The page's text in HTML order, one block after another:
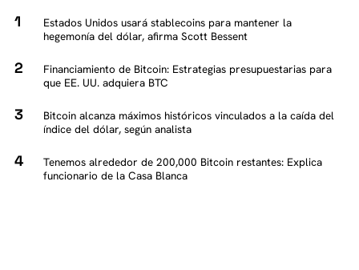
Estados Unidos usará stablecoins para mantener la
hegemonía del dólar, afirma Scott Bessent
Financiamiento de Bitcoin: Estrategias presupuestarias para
que EE. UU. adquiera BTC
Bitcoin alcanza máximos históricos vinculados a la caída del
índice del dólar, según analista
Tenemos alrededor de 200,000 Bitcoin restantes: Explica
funcionario de la Casa Blanca